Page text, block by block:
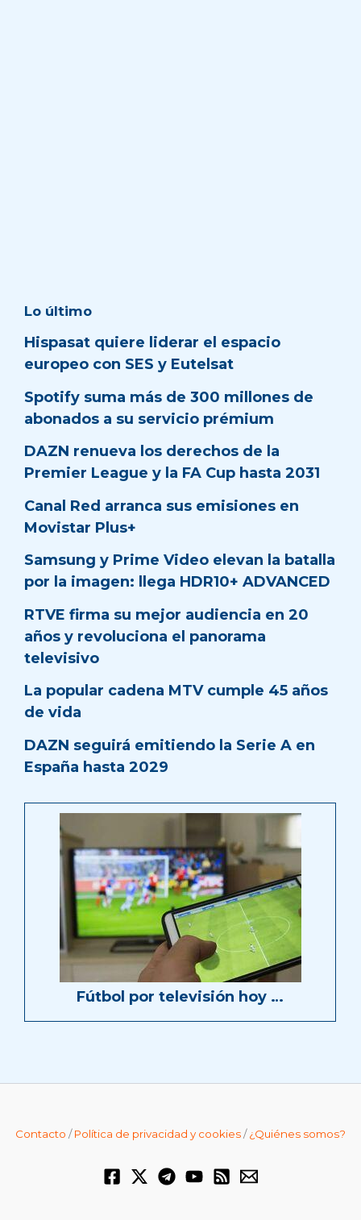
Lo último
Hispasat quiere liderar el espacio
europeo con SES y Eutelsat
Spotify suma más de 300 millones de
abonados a su servicio prémium
DAZN renueva los derechos de la
Premier League y la FA Cup hasta 2031
Canal Red arranca sus emisiones en
Movistar Plus+
Samsung y Prime Video elevan la batalla
por la imagen: llega HDR10+ ADVANCED
RTVE firma su mejor audiencia en 20
años y revoluciona el panorama
televisivo
La popular cadena MTV cumple 45 años
de vida
DAZN seguirá emitiendo la Serie A en
España hasta 2029
Fútbol por televisión hoy …
Contacto /Política de privacidad y cookies/¿Quiénes somos?